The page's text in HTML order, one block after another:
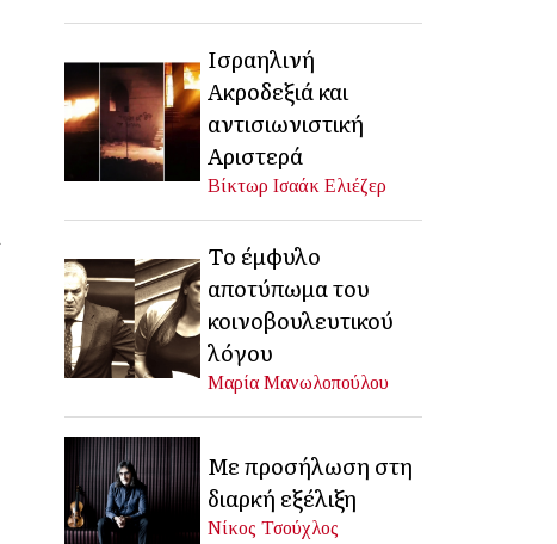
Ισραηλινή
Ακροδεξιά και
αντισιωνιστική
Αριστερά
Βίκτωρ Ισαάκ Ελιέζερ
Το έμφυλο
αποτύπωμα του
κοινοβουλευτικού
λόγου
Μαρία Μανωλοπούλου
Με προσήλωση στη
διαρκή εξέλιξη
Νίκος Τσούχλος